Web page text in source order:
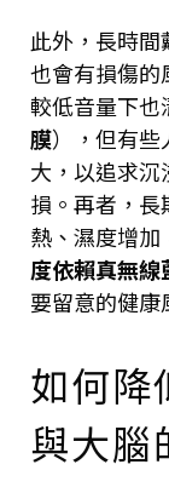
此外，長時
也會有損傷的
較低音量下也
膜），但有些
大，以追求
損。再者，
熱、濕度增加
度依賴真無線
要留意的健康
如何降
與大腦